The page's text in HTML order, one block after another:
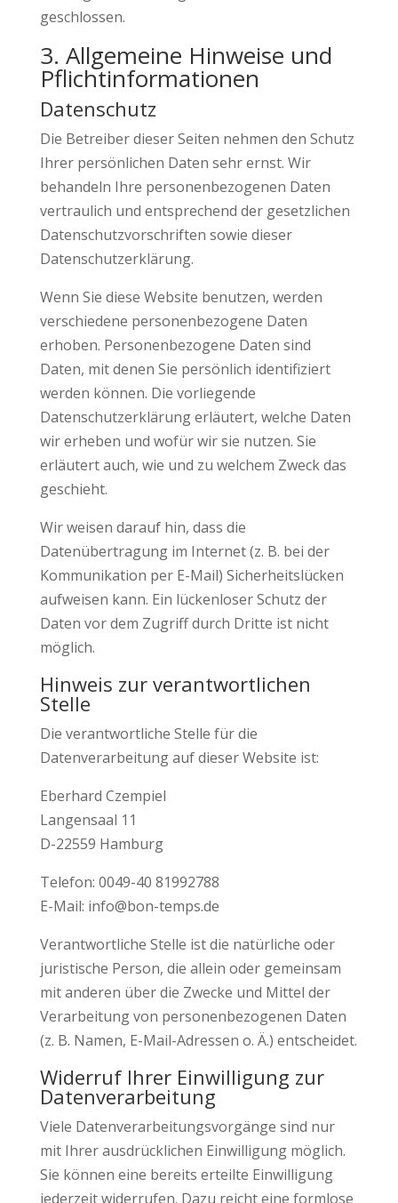
geschlossen.
3. Allgemeine Hinweise und
Pflichtinformationen
Datenschutz
Die Betreiber dieser Seiten nehmen den Schutz
Ihrer persönlichen Daten sehr ernst. Wir
behandeln Ihre personenbezogenen Daten
vertraulich und entsprechend der gesetzlichen
Datenschutzvorschriften sowie dieser
Datenschutzerklärung.
Wenn Sie diese Website benutzen, werden
verschiedene personenbezogene Daten
erhoben. Personenbezogene Daten sind
Daten, mit denen Sie persönlich identifiziert
werden können. Die vorliegende
Datenschutzerklärung erläutert, welche Daten
wir erheben und wofür wir sie nutzen. Sie
erläutert auch, wie und zu welchem Zweck das
geschieht.
Wir weisen darauf hin, dass die
Datenübertragung im Internet (z. B. bei der
Kommunikation per E-Mail) Sicherheitslücken
aufweisen kann. Ein lückenloser Schutz der
Daten vor dem Zugriff durch Dritte ist nicht
möglich.
Hinweis zur verantwortlichen
Stelle
Die verantwortliche Stelle für die
Datenverarbeitung auf dieser Website ist:
Eberhard Czempiel
Langensaal 11
D-22559 Hamburg
Telefon: 0049-40 81992788
E-Mail: info@bon-temps.de
Verantwortliche Stelle ist die natürliche oder
juristische Person, die allein oder gemeinsam
mit anderen über die Zwecke und Mittel der
Verarbeitung von personenbezogenen Daten
(z. B. Namen, E-Mail-Adressen o. Ä.) entscheidet.
Widerruf Ihrer Einwilligung zur
Datenverarbeitung
Viele Datenverarbeitungsvorgänge sind nur
mit Ihrer ausdrücklichen Einwilligung möglich.
Sie können eine bereits erteilte Einwilligung
jederzeit widerrufen. Dazu reicht eine formlose